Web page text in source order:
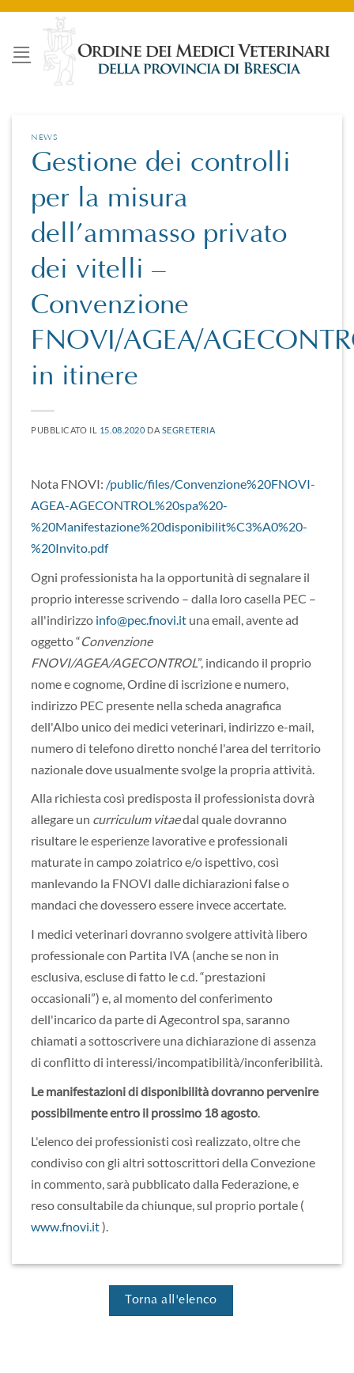
Salta
contenuti
NEWS
Gestione dei controlli
per la misura
dell’ammasso privato
dei vitelli –
Convenzione
FNOVI/AGEA/
in itinere
PUBBLICATO IL 15.08.2020 DA SEGRETERIA
Nota FNOVI: /public/files/Convenzione%20FNOVI-
AGEA-AGECONTROL%20spa%20-
%20Manifestazione%20disponibilit%C3%A0%20-
%20Invito.pdf
Ogni professionista ha la opportunità di segnalare il
proprio interesse scrivendo – dalla loro casella PEC –
all'indirizzo info@pec.fnovi.it una email, avente ad
oggetto “Convenzione
FNOVI/AGEA/AGECONTROL”, indicando il proprio
nome e cognome, Ordine di iscrizione e numero,
indirizzo PEC presente nella scheda anagrafica
dell'Albo unico dei medici veterinari, indirizzo e-mail,
numero di telefono diretto nonché l'area del territorio
nazionale dove usualmente svolge la propria attività.
Alla richiesta così predisposta il professionista dovrà
allegare un curriculum vitaedal quale dovranno
risultare le esperienze lavorative e professionali
maturate in campo zoiatrico e/o ispettivo, così
manlevando la FNOVI dalle dichiarazioni false o
mandaci che dovessero essere invece accertate.
I medici veterinari dovranno svolgere attività libero
professionale con Partita IVA (anche se non in
esclusiva, escluse di fatto le c.d. “prestazioni
occasionali”) e, al momento del conferimento
dell'incarico da parte di Agecontrol spa, saranno
chiamati a sottoscrivere una dichiarazione di assenza
di conflitto di interessi/incompatibilità/inconferibilità.
Le manifestazioni di disponibilità dovranno pervenire
possibilmente entro il prossimo 18 agosto
L'elenco dei professionisti così realizzato, oltre che
condiviso con gli altri sottoscrittori della Convezione
in commento, sarà pubblicato dalla Federazione, e
reso consultabile da chiunque, sul proprio portale (
www.fnovi.it).
Torna all'elenco